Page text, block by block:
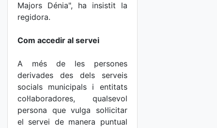
Majors Dénia", ha insistit la
regidora.
Com accedir al servei
A més de les persones
derivades des dels serveis
socials municipals i entitats
col·laboradores, qualsevol
persona que vulga sol·licitar
el servei de manera puntual